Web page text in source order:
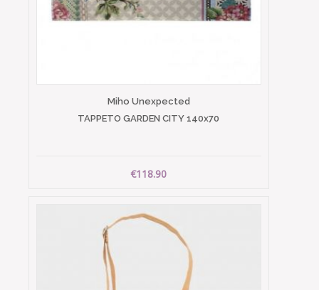
Miho Unexpected
TAPPETO GARDEN CITY 140x70
€118.90